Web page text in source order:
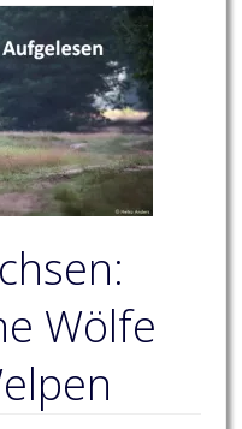
Wölfe